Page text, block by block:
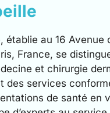
établie au 16 Avenue
France, se
et chirurgie
des services
de santé en